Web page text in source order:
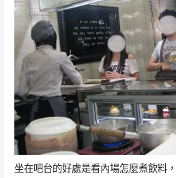
坐在吧台的好處是看內場怎麼煮飲料